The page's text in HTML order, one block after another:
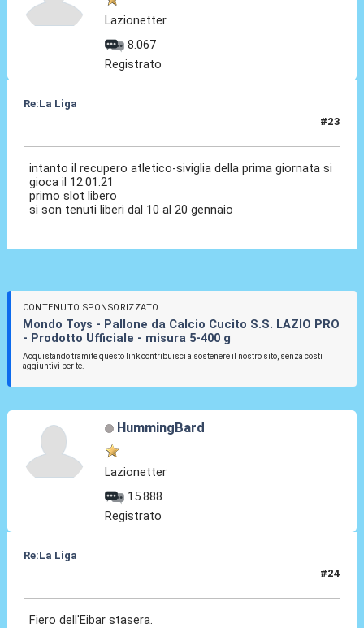
Lazionetter
8.067
Registrato
Re:La Liga
#23
intanto il recupero atletico-siviglia della prima giornata si
gioca il 12.01.21
primo slot libero
si son tenuti liberi dal 10 al 20 gennaio
CONTENUTO SPONSORIZZATO
Mondo Toys - Pallone da Calcio Cucito S.S. LAZIO PRO
- Prodotto Ufficiale - misura 5-400 g
Acquistando tramite questo link contribuisci a sostenere il nostro sito, senza costi
aggiuntivi per te.
HummingBard
Lazionetter
15.888
Registrato
Re:La Liga
#24
Fiero dell'Eibar stasera.